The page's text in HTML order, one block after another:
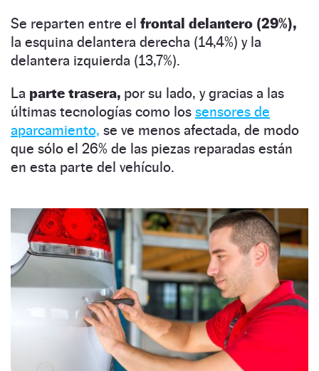
Se reparten entre el frontal delantero (29%),
la esquina delantera derecha (14,4%) y la
delantera izquierda (13,7%).
La parte trasera, por su lado, y gracias a las
últimas tecnologías como los sensores de
aparcamiento, se ve menos afectada, de modo
que sólo el 26% de las piezas reparadas están
en esta parte del vehículo.